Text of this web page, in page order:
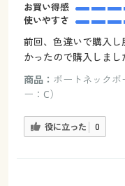
お買い得感
使いやすさ
前回、色違いで購入
かったので購入しまし
商品： ボートネック
ー：C）
役に立った 0